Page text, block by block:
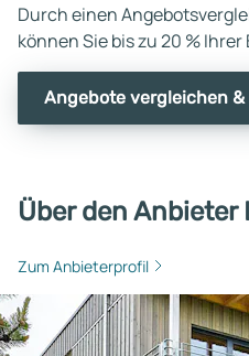
Durch einen
können Sie bis zu 20 %
Angebote vergleichen &
Über den Anbieter
Zum Anbieterprofil